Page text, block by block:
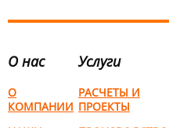
О нас
О
КОМПАНИИ
Услуги
РАСЧЕТЫ И
ПРОЕКТЫ